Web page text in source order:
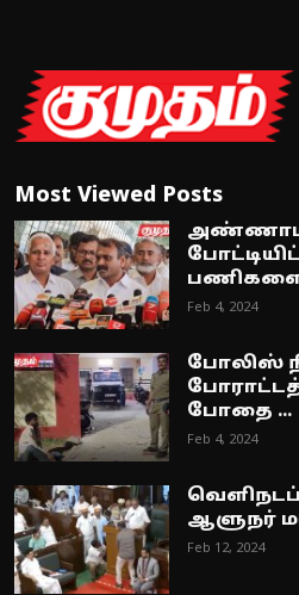
Most Viewed Posts
பணிகளை
Feb 4, 2024
போலிஸ்
போதை ...
Feb 4, 2024
ஆளுநர்
Feb 12, 2024